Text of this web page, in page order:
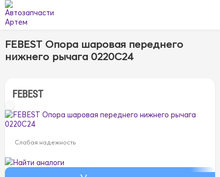
FEBEST Опора шаровая переднего
нижнего рычага 0220C24
FEBEST
Слабая надежность
Найти аналоги